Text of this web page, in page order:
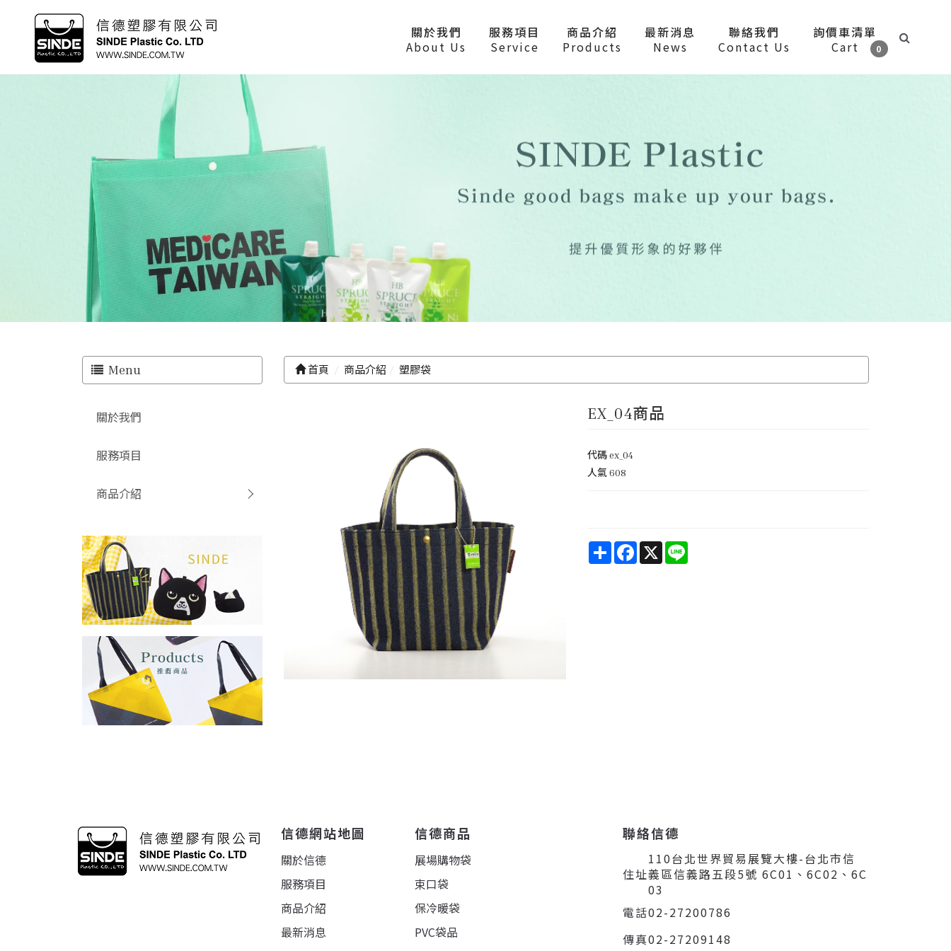
關於我們
About Us
服務項目
Service
商品介紹
Products
最新消息
News
聯絡我們
Contact Us
詢價車清單
Cart 0
Menu
關於我們
服務項目
商品介紹
首頁 商品介紹 塑膠袋
EX_04商品
代碼ex_04
人氣608
ShareFacebook
X Line
信德網站地圖
關於信德
服務項目
商品介紹
最新消息
信德商品
展場購物袋
束口袋
保冷暖袋
PVC袋品
聯絡信德
住址
110台北世界貿易展覽大樓-台北市信
義區信義路五段5號 6C01、6C02、6C
03
電話02-27200786
傳真02-27209148